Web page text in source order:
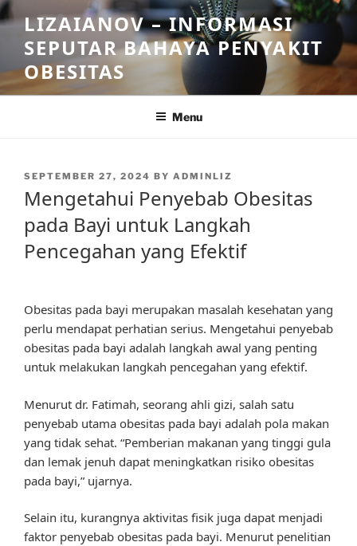
Skip
to
content
LIZAIANOV – INFORMASI
SEPUTAR BAHAYA PENYAKIT
OBESITAS
Menu
POSTED
SEPTEMBER 27, 2024 BY ADMINLIZ
Mengetahui Penyebab Obesitas
pada Bayi untuk Langkah
Pencegahan yang Efektif
Obesitas pada bayi merupakan masalah kesehatan yang
perlu mendapat perhatian serius. Mengetahui penyebab
obesitas pada bayi adalah langkah awal yang penting
untuk melakukan langkah pencegahan yang efektif.
Menurut dr. Fatimah, seorang ahli gizi, salah satu
penyebab utama obesitas pada bayi adalah pola makan
yang tidak sehat. “Pemberian makanan yang tinggi gula
dan lemak jenuh dapat meningkatkan risiko obesitas
pada bayi,” ujarnya.
Selain itu, kurangnya aktivitas fisik juga dapat menjadi
faktor penyebab obesitas pada bayi. Menurut penelitian